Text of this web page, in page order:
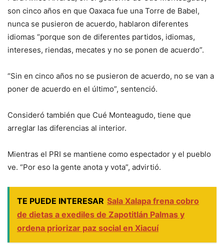
son cinco años en que Oaxaca fue una Torre de Babel,
nunca se pusieron de acuerdo, hablaron diferentes
idiomas “porque son de diferentes partidos, idiomas,
intereses, riendas, mecates y no se ponen de acuerdo”.
“Sin en cinco años no se pusieron de acuerdo, no se van a
poner de acuerdo en el último”, sentenció.
Consideró también que Cué Monteagudo, tiene que
arreglar las diferencias al interior.
Mientras el PRI se mantiene como espectador y el pueblo
ve. “Por eso la gente anota y vota”, advirtió.
TE PUEDE INTERESAR Sala Xalapa frena cobro
de dietas a exediles de Zapotitlán Palmas y
ordena priorizar paz social en Xiacuí